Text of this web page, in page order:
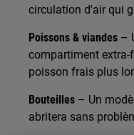
circulation d'air qui
Poissons & viandes –
compartiment extra-
poisson frais plus
Bouteilles – Un
abritera sans